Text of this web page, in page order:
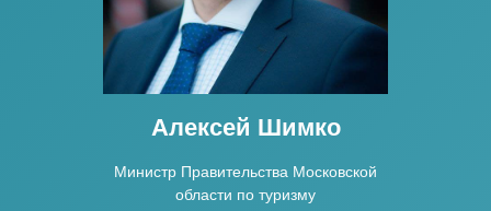
Алексей Шимко
Министр Правительства Московской
области по туризму